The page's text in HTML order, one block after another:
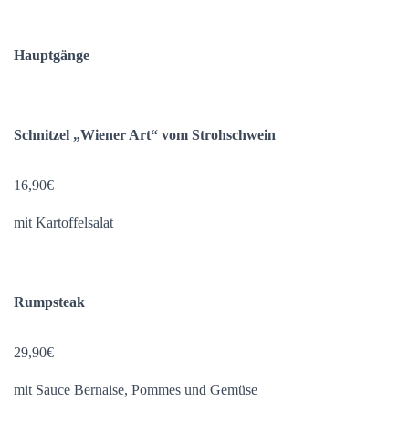
Hauptgänge
Schnitzel „Wiener Art“ vom Strohschwein
16,90€
mit Kartoffelsalat
Rumpsteak
29,90€
mit Sauce Bernaise, Pommes und Gemüse